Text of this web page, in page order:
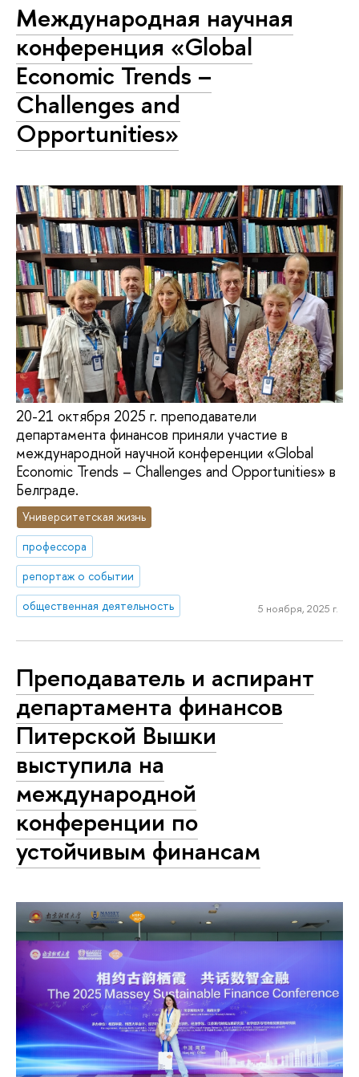
Международная научная
конференция «Global
Economic Trends –
Challenges and
Opportunities»
20-21 октября 2025 г. преподаватели
департамента финансов приняли участие в
международной научной конференции «Global
Economic Trends – Challenges and Opportunities» в
Белграде.
Университетская жизнь
профессора
репортаж о событии
общественная деятельность
5 ноября, 2025 г.
Преподаватель и аспирант
департамента финансов
Питерской Вышки
выступила на
международной
конференции по
устойчивым финансам